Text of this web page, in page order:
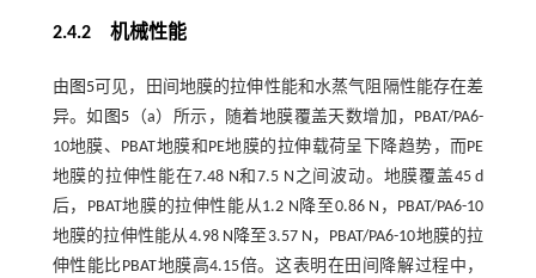
2.4.2 机械性能
由 图5可见，田间地膜的拉伸性能和水蒸气阻隔性能存在差
异。如 图5 （a）所示，随着地膜覆盖天数增加，PBAT/PA6-
10地膜、PBAT地膜和PE地膜的拉伸载荷呈下降趋势，而PE
地膜的拉伸性能在7.48 N和7.5 N之间波动。地膜覆盖45 d
后，PBAT地膜的拉伸性能从1.2 N降至0.86 N，PBAT/PA6-10
地膜的拉伸性能从4.98 N降至3.57 N，PBAT/PA6-10地膜的拉
伸性能比PBAT地膜高4.15倍。这表明在田间降解过程中，